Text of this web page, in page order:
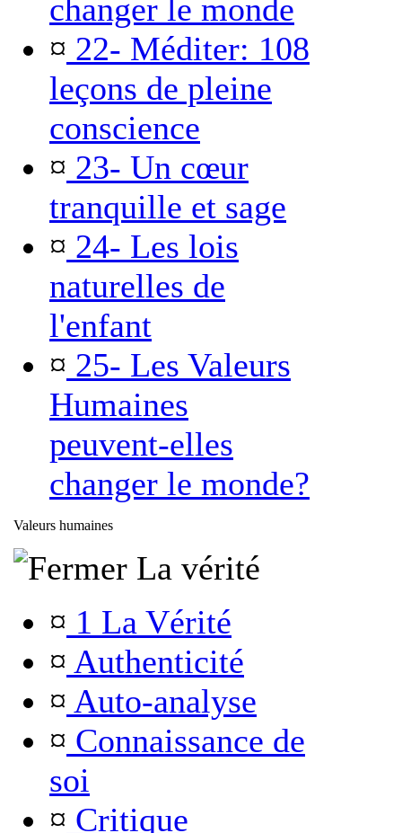
changer le monde
¤ 22- Méditer: 108
leçons de pleine
conscience
¤ 23- Un cœur
tranquille et sage
¤ 24- Les lois
naturelles de
l'enfant
¤ 25- Les Valeurs
Humaines
peuvent-elles
changer le monde?
Valeurs humaines
La vérité
¤ 1 La Vérité
¤ Authenticité
¤ Auto-analyse
¤ Connaissance de
soi
¤ Critique